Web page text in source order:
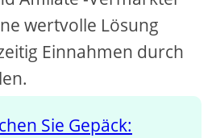
wertvolle Lösung
Einnahmen durch
Sie Gepäck: